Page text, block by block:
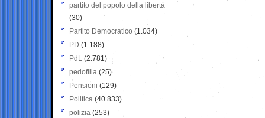
partito del popolo della libertà
(30)
Partito Democratico (1.034)
PD (1.188)
PdL (2.781)
pedofilia (25)
Pensioni (129)
Politica (40.833)
polizia (253)